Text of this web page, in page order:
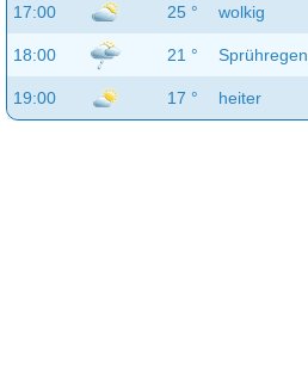
17:00 25 ° wolkig
18:00 21 ° Sprühregen
19:00 17 ° heiter